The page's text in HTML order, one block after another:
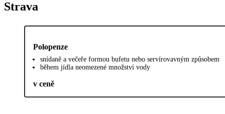
Strava
Polopenze
snídaně a večeře formou bufetu nebo servírovavným způsobem
během jídla neomezené množství vody
v ceně